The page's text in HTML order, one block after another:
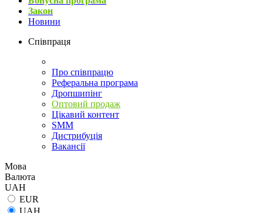
Закон
Новини
Співпраця
Про співпрацю
Реферальна програма
Дропшипінг
Оптовий продаж
Цікавий контент
SMM
Дистрибуція
Вакансії
Мова
Валюта
UAH
EUR
UAH